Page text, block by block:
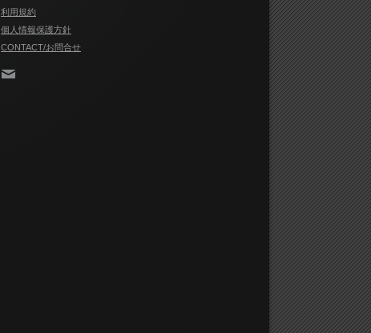
利用規約
個人情報保護方針
CONTACT/お問合せ